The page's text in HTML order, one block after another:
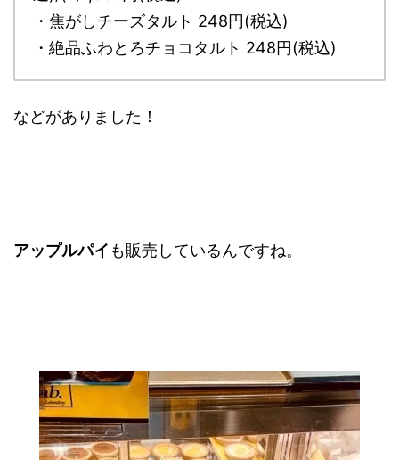
・焦がしチーズタルト 248円(税込)
・絶品ふわとろチョコタルト 248円(税込)
などがありました！
アップルパイ も販売しているんですね。